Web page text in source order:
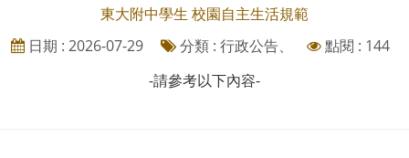
東大附中學生 校園自主生活規範
日期 : 2026-07-29
分類 : 行政公告、
點閱 : 144
-請參考以下內容-